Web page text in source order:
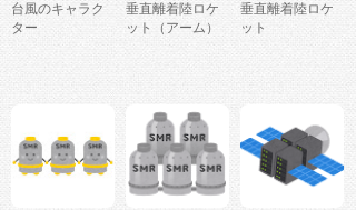
台風のキャラク
ター
垂直離着陸ロケ
ット（アーム）
垂直離着陸ロケ
ット